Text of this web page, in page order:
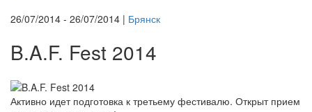
26/07/2014 - 26/07/2014 | Брянск
B.A.F. Fest 2014
Активно идет подготовка к третьему фестивалю. Открыт прием